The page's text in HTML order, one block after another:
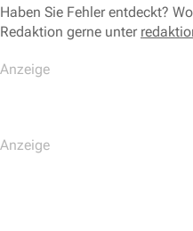
Haben Sie Fehler entdeckt?
Redaktion gerne unter